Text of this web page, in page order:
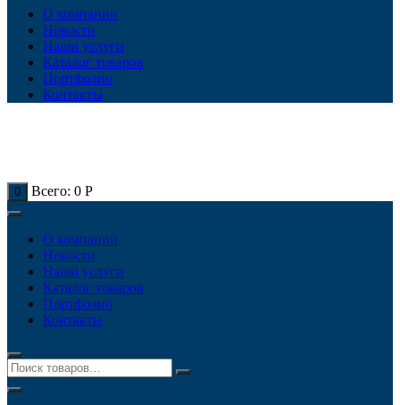
О компании
Новости
Наши услуги
Каталог товаров
Портфолио
Контакты
0 Всего: 0 Р
О компании
Новости
Наши услуги
Каталог товаров
Портфолио
Контакты